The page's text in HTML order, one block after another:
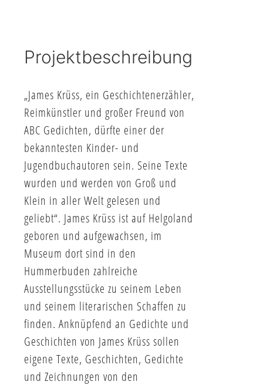
Projektbeschreibung
„James Krüss, ein Geschichtenerzähler,
Reimkünstler und großer Freund von
ABC Gedichten, dürfte einer der
bekanntesten Kinder- und
Jugendbuchautoren sein. Seine Texte
wurden und werden von Groß und
Klein in aller Welt gelesen und
geliebt“. James Krüss ist auf Helgoland
geboren und aufgewachsen, im
Museum dort sind in den
Hummerbuden zahlreiche
Ausstellungsstücke zu seinem Leben
und seinem literarischen Schaffen zu
finden. Anknüpfend an Gedichte und
Geschichten von James Krüss sollen
eigene Texte, Geschichten, Gedichte
und Zeichnungen von den